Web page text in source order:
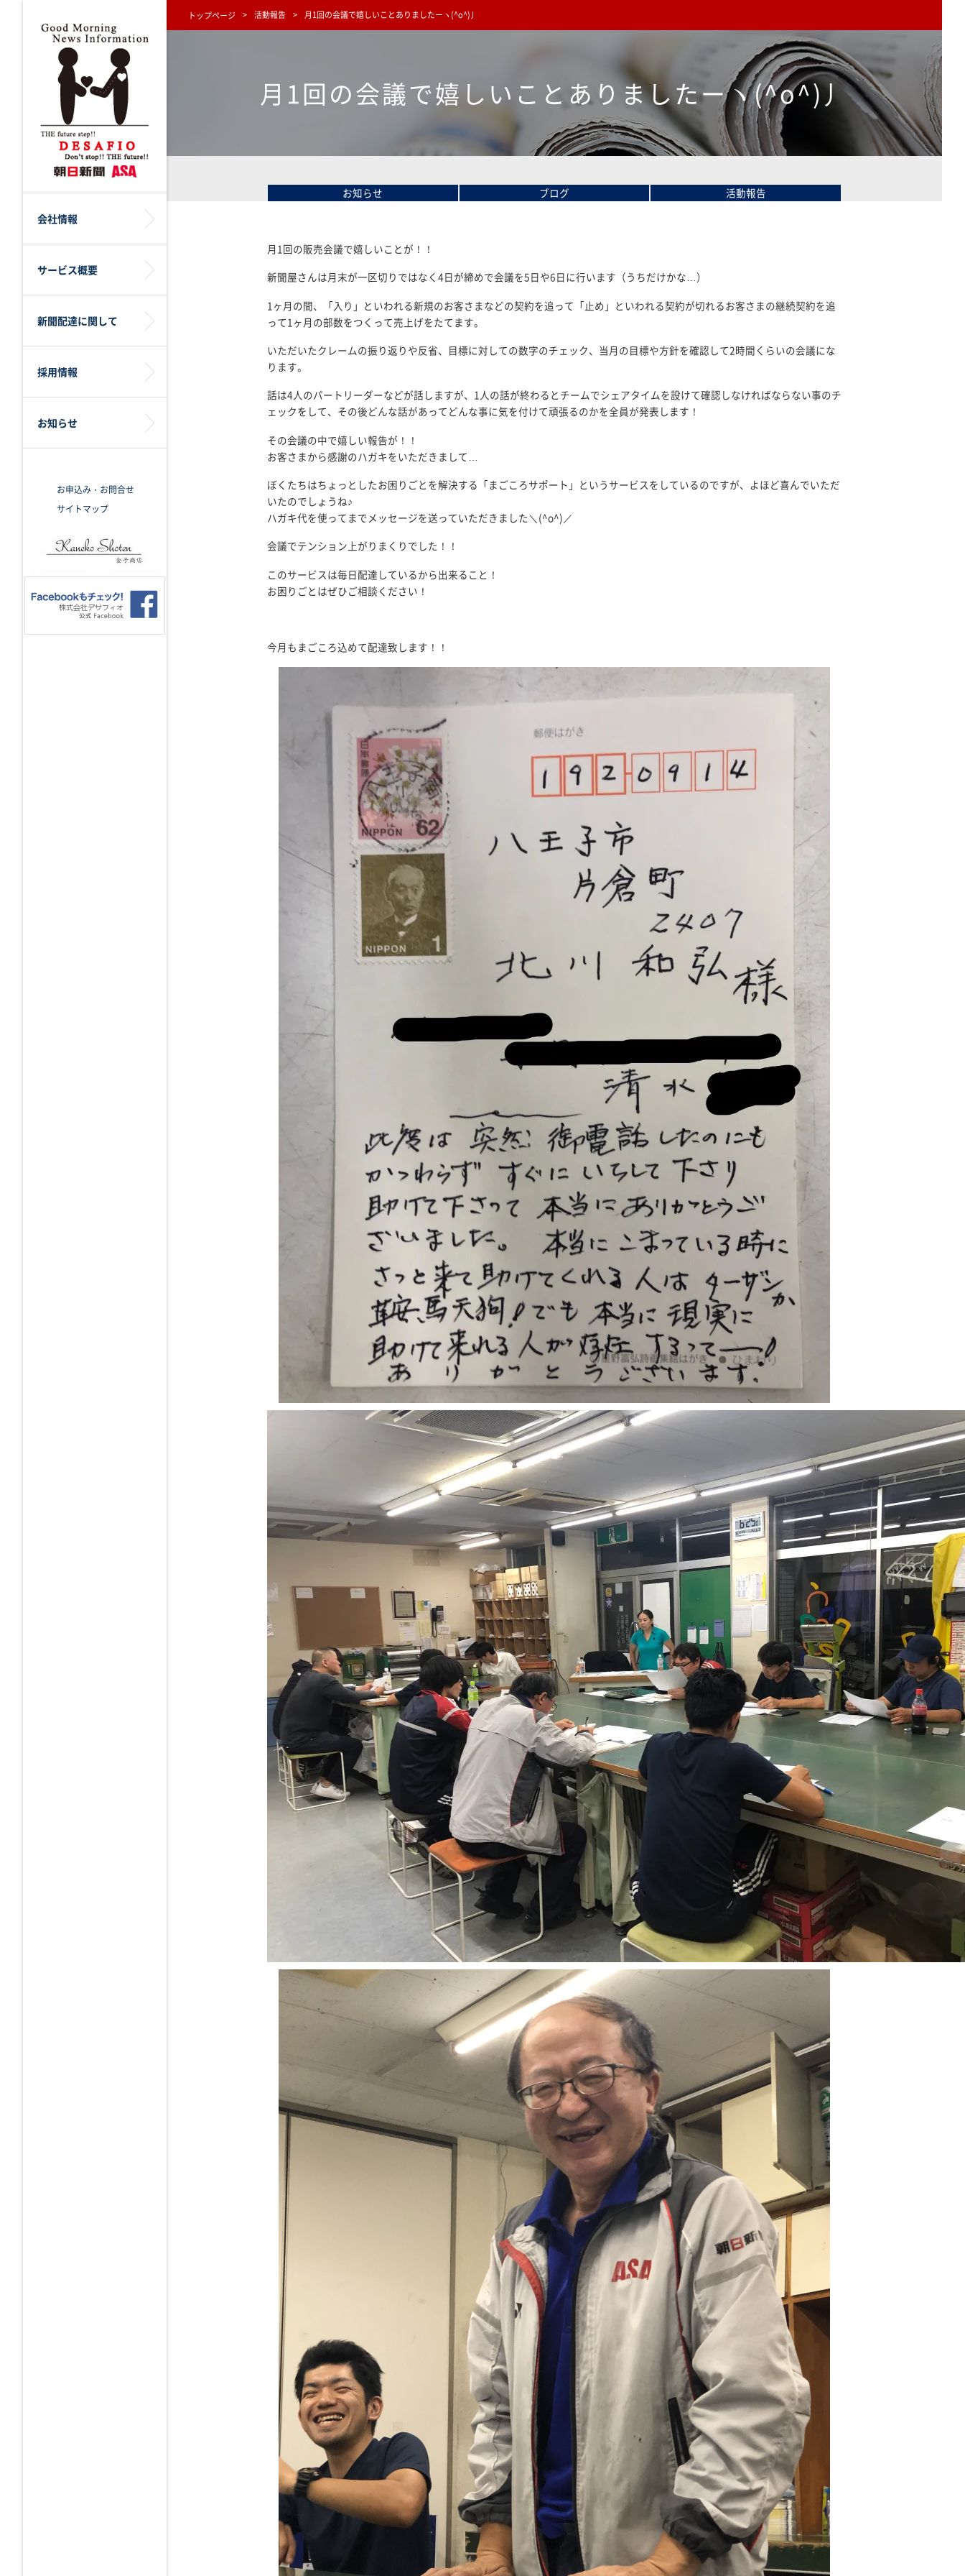
会社情報
サービス概要
新聞配達に関して
採用情報
お知らせ
お申込み・お問合せ
サイトマップ
トップページ 活動報告 月1回の会議で嬉しいことありましたーヽ(^o^)丿
月1回の会議で嬉しいことありましたーヽ(^o^)丿
お知らせ ブログ 活動報告
月1回の販売会議で嬉しいことが！！
新聞屋さんは月末が一区切りではなく4日が締めで会議を5日や6日に行います（うちだけかな…）
1ヶ月の間、「入り」といわれる新規のお客さまなどの契約を追って「止め」といわれる契約が切れるお客さまの継続契約を追
って1ヶ月の部数をつくって売上げをたてます。
いただいたクレームの振り返りや反省、目標に対しての数字のチェック、当月の目標や方針を確認して2時間くらいの会議にな
ります。
話は4人のパートリーダーなどが話しますが、1人の話が終わるとチームでシェアタイムを設けて確認しなければならない事のチ
ェックをして、その後どんな話があってどんな事に気を付けて頑張るのかを全員が発表します！
その会議の中で嬉しい報告が！！
お客さまから感謝のハガキをいただきまして…
ぼくたちはちょっとしたお困りごとを解決する「まごころサポート」というサービスをしているのですが、よほど喜んでいただ
いたのでしょうね♪
ハガキ代を使ってまでメッセージを送っていただきました＼(^o^)／
会議でテンション上がりまくりでした！！
このサービスは毎日配達しているから出来ること！
お困りごとはぜひご相談ください！
今月もまごころ込めて配達致します！！